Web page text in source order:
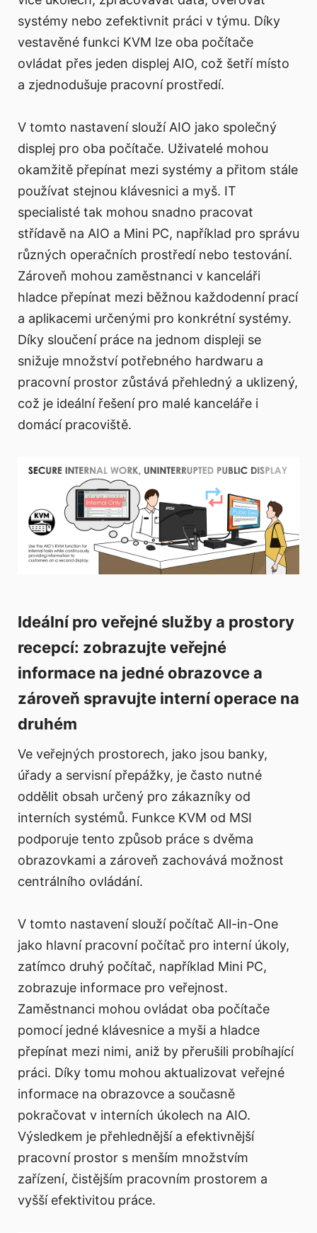
systémy nebo zefektivnit práci v týmu. Díky
vestavěné funkci KVM lze oba počítače
ovládat přes jeden displej AIO, což šetří místo
a zjednodušuje pracovní prostředí.
V tomto nastavení slouží AIO jako společný
displej pro oba počítače. Uživatelé mohou
okamžitě přepínat mezi systémy a přitom stále
používat stejnou klávesnici a myš. IT
specialisté tak mohou snadno pracovat
střídavě na AIO a Mini PC, například pro správu
různých operačních prostředí nebo testování.
Zároveň mohou zaměstnanci v kanceláři
hladce přepínat mezi běžnou každodenní prací
a aplikacemi určenými pro konkrétní systémy.
Díky sloučení práce na jednom displeji se
snižuje množství potřebného hardwaru a
pracovní prostor zůstává přehledný a uklizený,
což je ideální řešení pro malé kanceláře i
domácí pracoviště.
Ideální pro veřejné služby a prostory
recepcí: zobrazujte veřejné
informace na jedné obrazovce a
zároveň spravujte interní operace na
druhém
Ve veřejných prostorech, jako jsou banky,
úřady a servisní přepážky, je často nutné
oddělit obsah určený pro zákazníky od
interních systémů. Funkce KVM od MSI
podporuje tento způsob práce s dvěma
obrazovkami a zároveň zachovává možnost
centrálního ovládání.
V tomto nastavení slouží počítač All-in-One
jako hlavní pracovní počítač pro interní úkoly,
zatímco druhý počítač, například Mini PC,
zobrazuje informace pro veřejnost.
Zaměstnanci mohou ovládat oba počítače
pomocí jedné klávesnice a myši a hladce
přepínat mezi nimi, aniž by přerušili probíhající
práci. Díky tomu mohou aktualizovat veřejné
informace na obrazovce a současně
pokračovat v interních úkolech na AIO.
Výsledkem je přehlednější a efektivnější
pracovní prostor s menším množstvím
zařízení, čistějším pracovním prostorem a
vyšší efektivitou práce.